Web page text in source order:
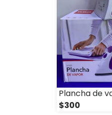
Plancha de
$300